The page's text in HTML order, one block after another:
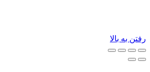
رفتن به بالا